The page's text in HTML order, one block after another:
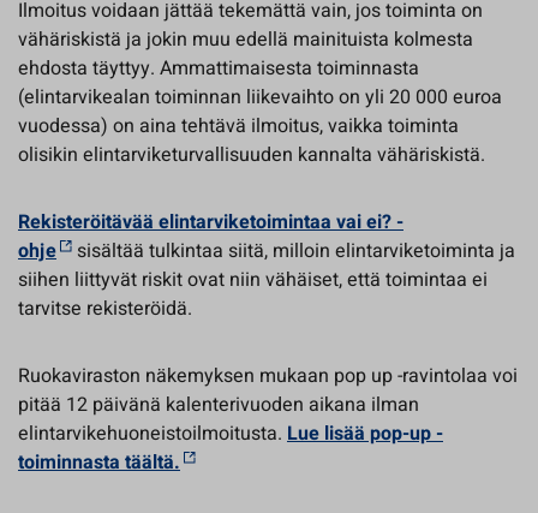
Ilmoitus voidaan jättää tekemättä vain, jos toiminta on
vähäriskistä ja jokin muu edellä mainituista kolmesta
ehdosta täyttyy. Ammattimaisesta toiminnasta
(elintarvikealan toiminnan liikevaihto on yli 20 000 euroa
vuodessa) on aina tehtävä ilmoitus, vaikka toiminta
olisikin elintarviketurvallisuuden kannalta vähäriskistä.
Rekisteröitävää elintarviketoimintaa vai ei? -
ohje
sisältää tulkintaa siitä, milloin elintarviketoiminta ja
siihen liittyvät riskit ovat niin vähäiset, että toimintaa ei
tarvitse rekisteröidä.
Ruokaviraston näkemyksen mukaan pop up -ravintolaa voi
pitää 12 päivänä kalenterivuoden aikana ilman
elintarvikehuoneistoilmoitusta. Lue lisää pop-up -
toiminnasta täältä.